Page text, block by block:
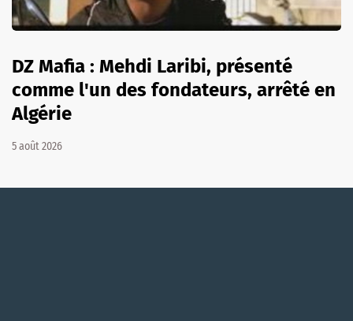
DZ Mafia : Mehdi Laribi, présenté
comme l'un des fondateurs, arrêté en
Algérie
5 août 2026